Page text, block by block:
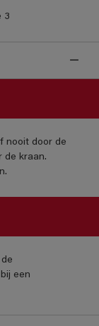
3
nooit door de
de kraan.
een